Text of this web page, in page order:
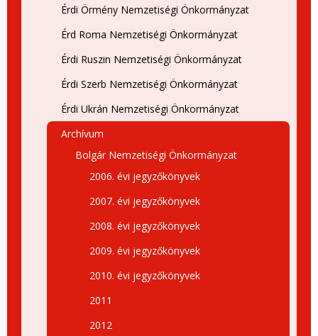
Érdi Örmény Nemzetiségi Önkormányzat
Érd Roma Nemzetiségi Önkormányzat
Érdi Ruszin Nemzetiségi Önkormányzat
Érdi Szerb Nemzetiségi Önkormányzat
Érdi Ukrán Nemzetiségi Önkormányzat
Archívum
Bolgár Nemzetiségi Önkormányzat
2006. évi jegyzőkönyvek
2007. évi jegyzőkönyvek
2008. évi jegyzőkönyvek
2009. évi jegyzőkönyvek
2010. évi jegyzőkönyvek
2011
2012